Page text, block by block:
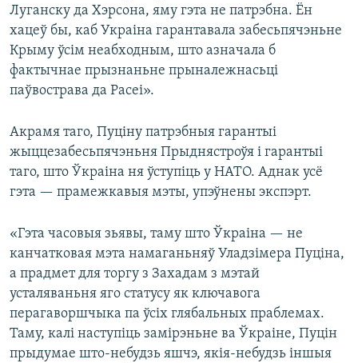
Луганску да Хэрсона, яму гэта не патрэбна. Ён
хацеў бы, каб Украіна гарантавала забесьпячэньне
Крыму ўсім неабходным, што азначала б
фактычнае прызнаньне прыналежнасьці
паўвострава да Расеі».
Акрамя таго, Пуціну патрэбныя гарантыі
жыццезабесьпячэньня Прыднястроўя і гарантыі
таго, што Ўкраіна ня ўступіць у НАТО. Аднак усё
гэта — прамежкавыя мэты, упэўнены экспэрт.
«Гэта часовыя зьявы, таму што Ўкраіна — не
канчатковая мэта намаганьняў Уладзімера Пуціна,
а прадмет для торгу з Захадам з мэтай
усталяваньня яго статусу як ключавога
перагаворшчыка па ўсіх глябальных праблемах.
Таму, калі наступіць замірэньне ва Ўкраіне, Пуцін
прыдумае што-небудзь яшчэ, якія-небудзь іншыя